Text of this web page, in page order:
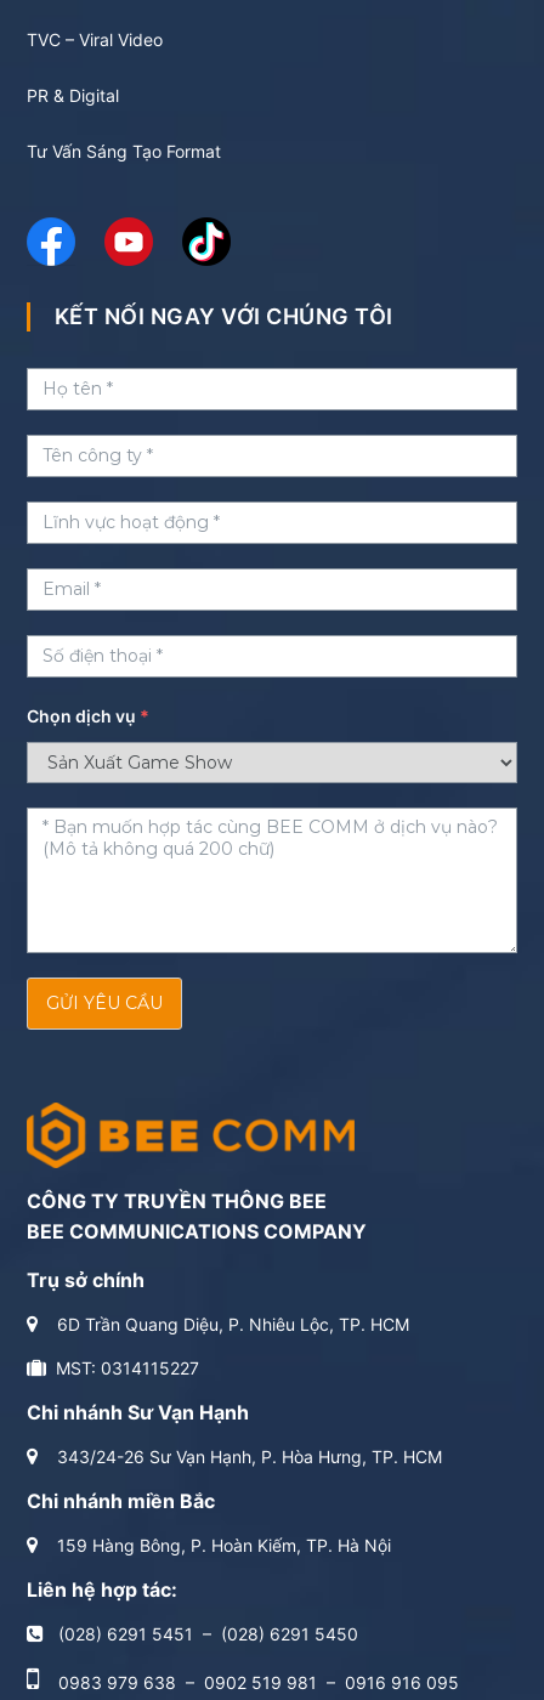
TVC – Viral Video
PR & Digital
Tư Vấn Sáng Tạo Format
KẾT NỐI NGAY VỚI CHÚNG TÔI
Chọn dịch vụ *
GỬI YÊU CẦU
CÔNG TY TRUYỀN THÔNG BEE
BEE COMMUNICATIONS COMPANY
Trụ sở chính
6D Trần Quang Diệu, P. Nhiêu Lộc, TP. HCM
MST: 0314115227
Chi nhánh Sư Vạn Hạnh
343/24-26 Sư Vạn Hạnh, P. Hòa Hưng, TP. HCM
Chi nhánh miền Bắc
159 Hàng Bông, P. Hoàn Kiếm, TP. Hà Nội
Liên hệ hợp tác:
(028) 6291 5451 – (028) 6291 5450
0983 979 638 – 0902 519 981 – 0916 916 095